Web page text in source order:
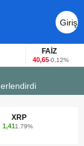
Giriş
Yap
40,65-0,12%